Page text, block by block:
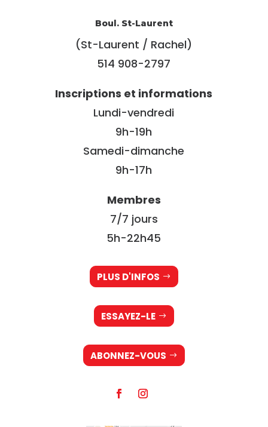
Boul. St-Laurent
(St-Laurent / Rachel)
514 908-2797
Inscriptions et informations
Lundi-vendredi
9h-19h
Samedi-dimanche
9h-17h
Membres
7/7 jours
5h-22h45
PLUS D'INFOS
ESSAYEZ-LE
ABONNEZ-VOUS